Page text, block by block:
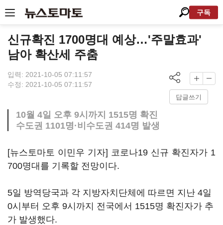
구독
신규확진 1700명대 예상…'주말효과'
남아 확산세 주춤
입력: 2021-10-05 07:11:57
수정: 2021-10-05 07:11:57
답글쓰기
10월 4일 오후 9시까지 1515명 확진
수도권 1101명·비수도권 414명 발생
[뉴스토마토 이민우 기자] 코로나19 신규 확진자가 1
700명대를 기록할 전망이다.
5일 방역당국과 각 지방자치단체에 따르면 지난 4일
0시부터 오후 9시까지 전국에서 1515명 확진자가 추
가 발생했다.